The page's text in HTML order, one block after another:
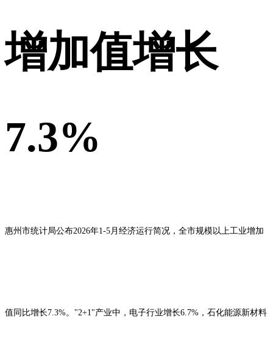
增加值增长
7.3%
惠州市统计局公布2026年1-5月经济运行简况，全市规模以上工业增加
值同比增长7.3%。"2+1"产业中，电子行业增长6.7%，石化能源新材料